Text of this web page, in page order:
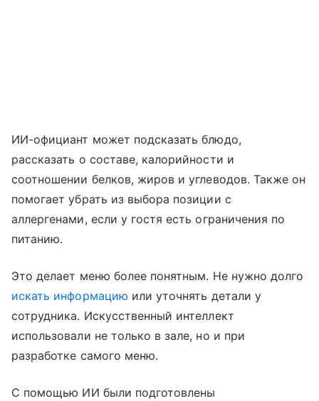
ИИ-официант может подсказать блюдо,
рассказать о составе, калорийности и
соотношении белков, жиров и углеводов. Также он
помогает убрать из выбора позиции с
аллергенами, если у гостя есть ограничения по
питанию.
Это делает меню более понятным. Не нужно долго
искать информацию или уточнять детали у
сотрудника. Искусственный интеллект
использовали не только в зале, но и при
разработке самого меню.
С помощью ИИ были подготовлены